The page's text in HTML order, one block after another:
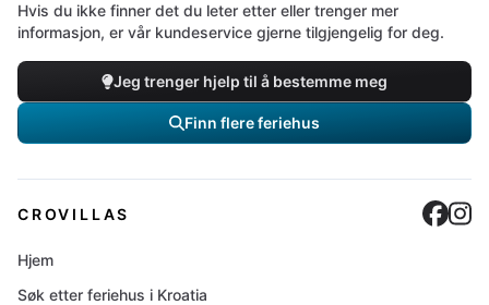
Hvis du ikke finner det du leter etter eller trenger mer
informasjon, er vår kundeservice gjerne tilgjengelig for deg.
Jeg trenger hjelp til å bestemme meg
Finn flere feriehus
CROVILLAS
Hjem
Søk etter feriehus i Kroatia